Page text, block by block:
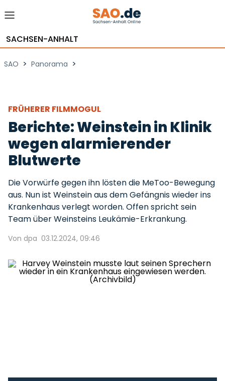
SACHSEN-ANHALT
SAO > Panorama >
FRÜHERER FILMMOGUL
Berichte: Weinstein in Klinik
wegen alarmierender
Blutwerte
Die Vorwürfe gegen ihn lösten die MeToo-Bewegung
aus. Nun ist Weinstein aus dem Gefängnis wieder ins
Krankenhaus verlegt worden. Offen spricht sein
Team über Weinsteins Leukämie-Erkrankung.
Von dpa 03.12.2024, 09:46